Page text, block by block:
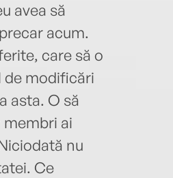
avea să
acum.
care să o
de modificări
asta. O să
membri ai
nu
Ce